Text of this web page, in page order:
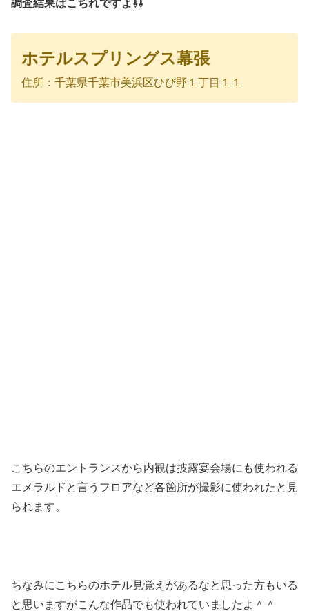
調査結果はこちれですよ⇩⇩
ホテルスプリングス幕張
住所：千葉県千葉市美浜区ひび野１丁目１１
こちらのエントランスから内観は披露宴会場にも使われる
エメラルドと言うフロアなど各箇所が撮影に使われたと見
られます。
ちなみにこちらのホテル見覚えがあるなと思った方もいる
と思いますがこんな作品でも使われていましたよ＾＾